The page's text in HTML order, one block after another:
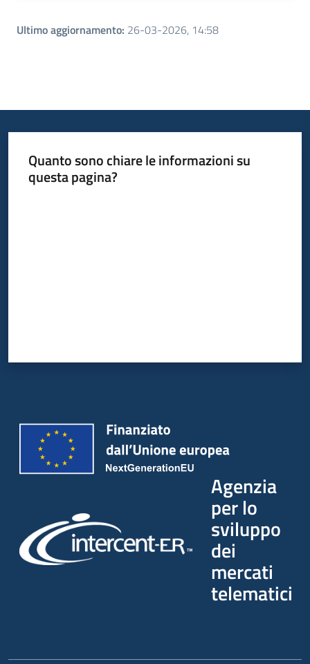
Ultimo aggiornamento: 26-03-2026, 14:58
Quanto sono chiare le informazioni su
questa pagina?
Agenzia
per lo
sviluppo
dei
mercati
telematici